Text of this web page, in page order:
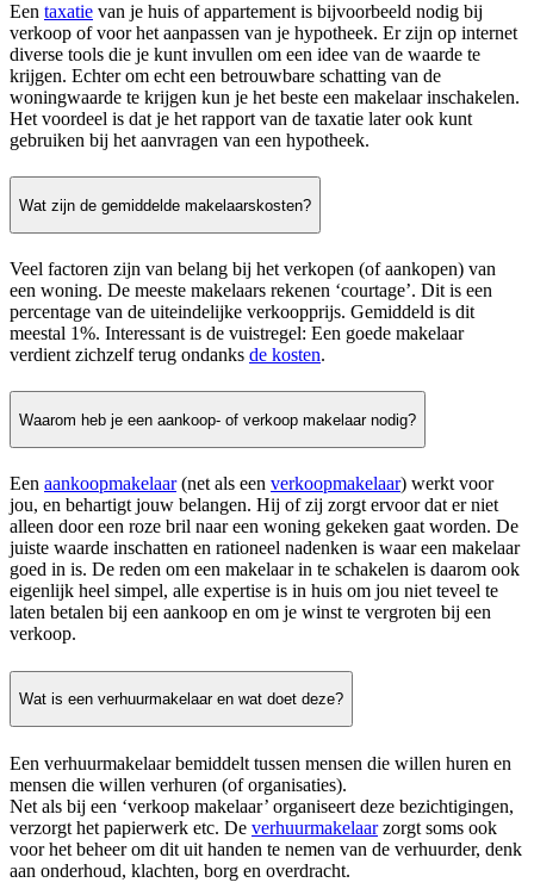
Een taxatie van je huis of appartement is bijvoorbeeld nodig bij
verkoop of voor het aanpassen van je hypotheek. Er zijn op internet
diverse tools die je kunt invullen om een idee van de waarde te
krijgen. Echter om echt een betrouwbare schatting van de
woningwaarde te krijgen kun je het beste een makelaar inschakelen.
Het voordeel is dat je het rapport van de taxatie later ook kunt
gebruiken bij het aanvragen van een hypotheek.
Wat zijn de gemiddelde makelaarskosten?
Veel factoren zijn van belang bij het verkopen (of aankopen) van
een woning. De meeste makelaars rekenen ‘courtage’. Dit is een
percentage van de uiteindelijke verkoopprijs. Gemiddeld is dit
meestal 1%. Interessant is de vuistregel: Een goede makelaar
verdient zichzelf terug ondanks de kosten.
Waarom heb je een aankoop- of verkoop makelaar nodig?
Een aankoopmakelaar(net als een verkoopmakelaar) werkt voor
jou, en behartigt jouw belangen. Hij of zij zorgt ervoor dat er niet
alleen door een roze bril naar een woning gekeken gaat worden. De
juiste waarde inschatten en rationeel nadenken is waar een makelaar
goed in is. De reden om een makelaar in te schakelen is daarom ook
eigenlijk heel simpel, alle expertise is in huis om jou niet teveel te
laten betalen bij een aankoop en om je winst te vergroten bij een
verkoop.
Wat is een verhuurmakelaar en wat doet deze?
Een verhuurmakelaar bemiddelt tussen mensen die willen huren en
mensen die willen verhuren (of organisaties).
Net als bij een ‘verkoop makelaar’ organiseert deze bezichtigingen,
verzorgt het papierwerk etc. De verhuurmakelaarzorgt soms ook
voor het beheer om dit uit handen te nemen van de verhuurder, denk
aan onderhoud, klachten, borg en overdracht.